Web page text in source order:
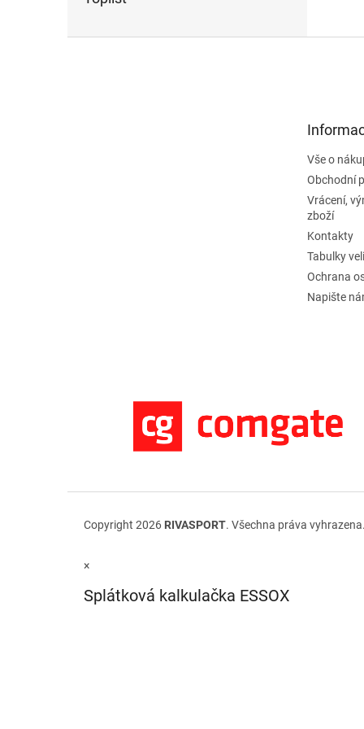
Vše o
Obchodní
Vrácení,
zboží
Kontakty
Tabulky
Ochrana
Napište
Copyright 2026 RIVASPORT. Všechna práva
×
Splátková kalkulačka ESSOX